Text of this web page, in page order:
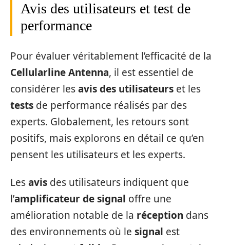
Avis des utilisateurs et test de
performance
Pour évaluer véritablement l’efficacité de la
Cellularline Antenna, il est essentiel de
considérer lesavis des utilisateurs et les
tests de performance réalisés par des
experts. Globalement, les retours sont
positifs, mais explorons en détail ce qu’en
pensent les utilisateurs et les experts.
Lesavis des utilisateurs indiquent que
l’amplificateur de signal offre une
amélioration notable de la réception dans
des environnements où le signal est